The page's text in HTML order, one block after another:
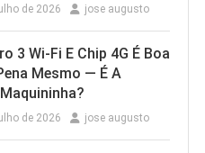
de 2026 jose augusto
3 Wi‑Fi E Chip 4G É Boa
Mesmo — É A
de 2026 jose augusto